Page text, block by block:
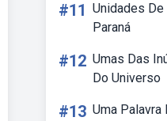
#11 Unidades
Paraná
#12 Umas Das
Do Universo
#13 Uma Palavra